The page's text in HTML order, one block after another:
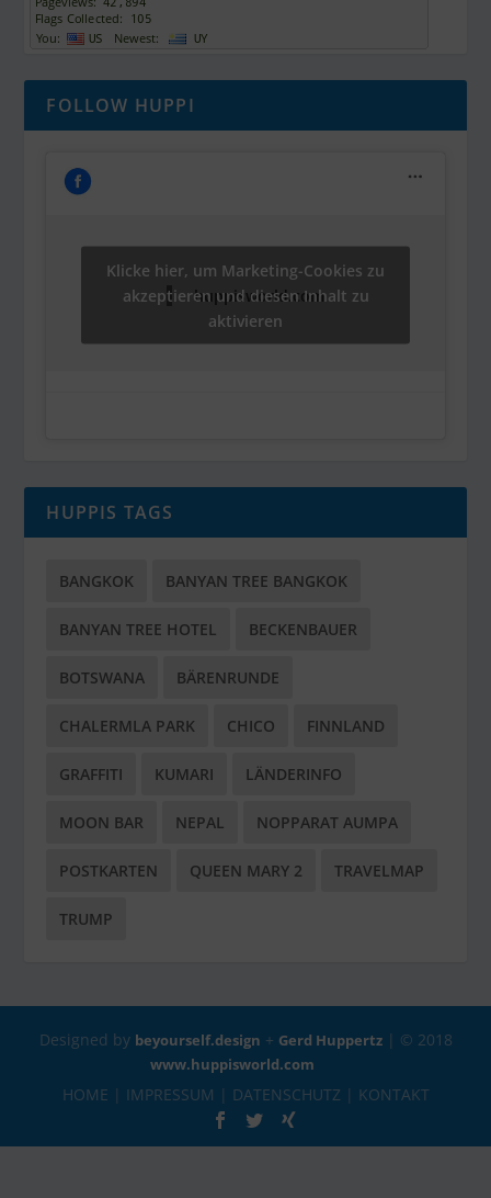
FOLLOW HUPPI
huppisworld.com
Klicke hier, um Marketing-Cookies zu
akzeptieren und diesen Inhalt zu
aktivieren
HUPPIS TAGS
BANGKOK BANYAN TREE BANGKOK
BANYAN TREE HOTEL BECKENBAUER
BOTSWANA BÄRENRUNDE
CHALERMLA PARK CHICO FINNLAND
GRAFFITI KUMARI LÄNDERINFO
MOON BAR NEPAL NOPPARAT AUMPA
POSTKARTEN QUEEN MARY 2 TRAVELMAP
TRUMP
Designed by beyourself.design + Gerd Huppertz| © 2018
www.huppisworld.com
HOME | IMPRESSUM | DATENSCHUTZ | KONTAKT